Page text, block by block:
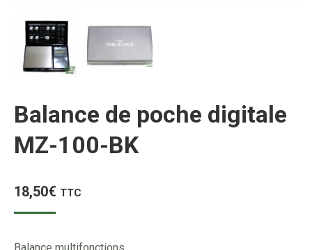
Balance de poche digitale
MZ-100-BK
18,50€ TTC